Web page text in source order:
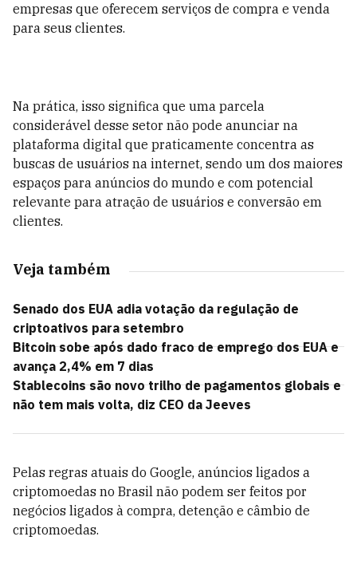
empresas que oferecem serviços de compra e venda
para seus clientes.
Na prática, isso significa que uma parcela
considerável desse setor não pode anunciar na
plataforma digital que praticamente concentra as
buscas de usuários na internet, sendo um dos maiores
espaços para anúncios do mundo e com potencial
relevante para atração de usuários e conversão em
clientes.
Veja também
Senado dos EUA adia votação da regulação de
criptoativos para setembro
Bitcoin sobe após dado fraco de emprego dos EUA e
avança 2,4% em 7 dias
Stablecoins são novo trilho de pagamentos globais e
não tem mais volta, diz CEO da Jeeves
Pelas regras atuais do Google, anúncios ligados a
criptomoedas no Brasil não podem ser feitos por
negócios ligados à compra, detenção e câmbio de
criptomoedas.